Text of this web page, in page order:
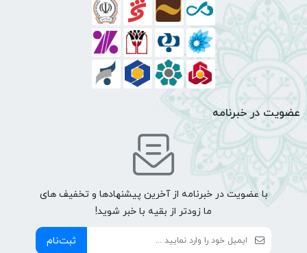
عضویت در خبرنامه
با عضویت در خبرنامه از آخرین پیشنهادها و تخفیف های
ما زودتر از بقیه با خبر شوید!
ثبت‌نام